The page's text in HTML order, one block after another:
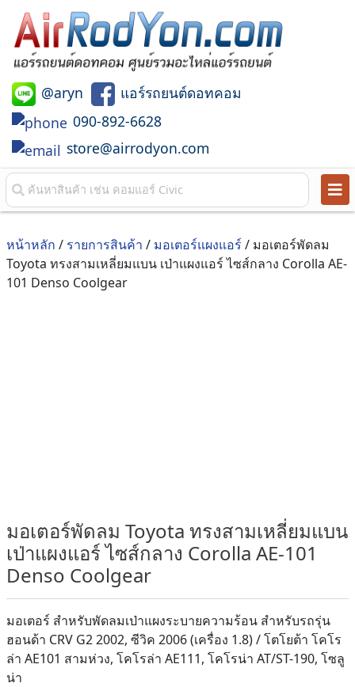
@aryn
แอร์รถยนต์ดอทคอม
090-892-6628
store@airrodyon.com
หน้าหลัก / รายการสินค้า / มอเตอร์แผงแอร์/ มอเตอร์พัดลม
Toyota ทรงสามเหลี่ยมแบน เป่าแผงแอร์ ไซส์กลาง Corolla AE-
101 Denso Coolgear
มอเตอร์พัดลม Toyota ทรงสามเหลี่ยมแบน
เป่าแผงแอร์ ไซส์กลาง Corolla AE-101
Denso Coolgear
มอเตอร์ สำหรับพัดลมเป่าแผงระบายความร้อน สำหรับรถรุ่น
ฮอนด้า CRV G2 2002, ซีวิค 2006 (เครื่อง 1.8) / โตโยต้า โคโร
ล่า AE101 สามห่วง, โคโรล่า AE111, โคโรน่า AT/ST-190, โซลู
น่า